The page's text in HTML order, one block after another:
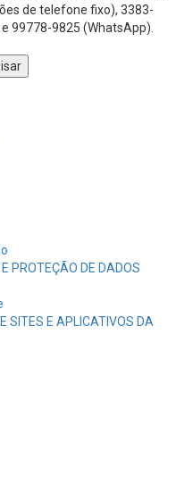
de telefone fixo), 3383-
99778-9825 (WhatsApp).
PROTEÇÃO DE DADOS
SITES E APLICATIVOS DA